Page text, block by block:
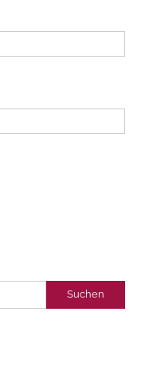
Suchen